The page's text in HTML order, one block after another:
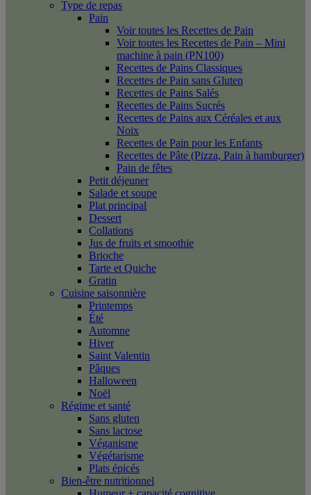
Type de repas
Pain
Voir toutes les Recettes de Pain
Voir toutes les Recettes de Pain – Mini
machine à pain (PN100)
Recettes de Pains Classiques
Recettes de Pain sans Gluten
Recettes de Pains Salés
Recettes de Pains Sucrés
Recettes de Pains aux Céréales et aux
Noix
Recettes de Pain pour les Enfants
Recettes de Pâte (Pizza, Pain à hamburger)
Pain de fêtes
Petit déjeuner
Salade et soupe
Plat principal
Dessert
Collations
Jus de fruits et smoothie
Brioche
Tarte et Quiche
Gratin
Cuisine saisonnière
Printemps
Été
Automne
Hiver
Saint Valentin
Pâques
Halloween
Noël
Régime et santé
Sans gluten
Sans lactose
Véganisme
Végétarisme
Plats épicés
Bien-être nutritionnel